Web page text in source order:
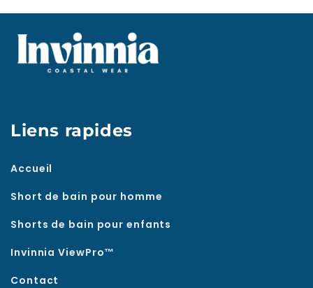
Liens rapides
Accueil
Short de bain pour homme
Shorts de bain pour enfants
Invinnia ViewPro™
Contact